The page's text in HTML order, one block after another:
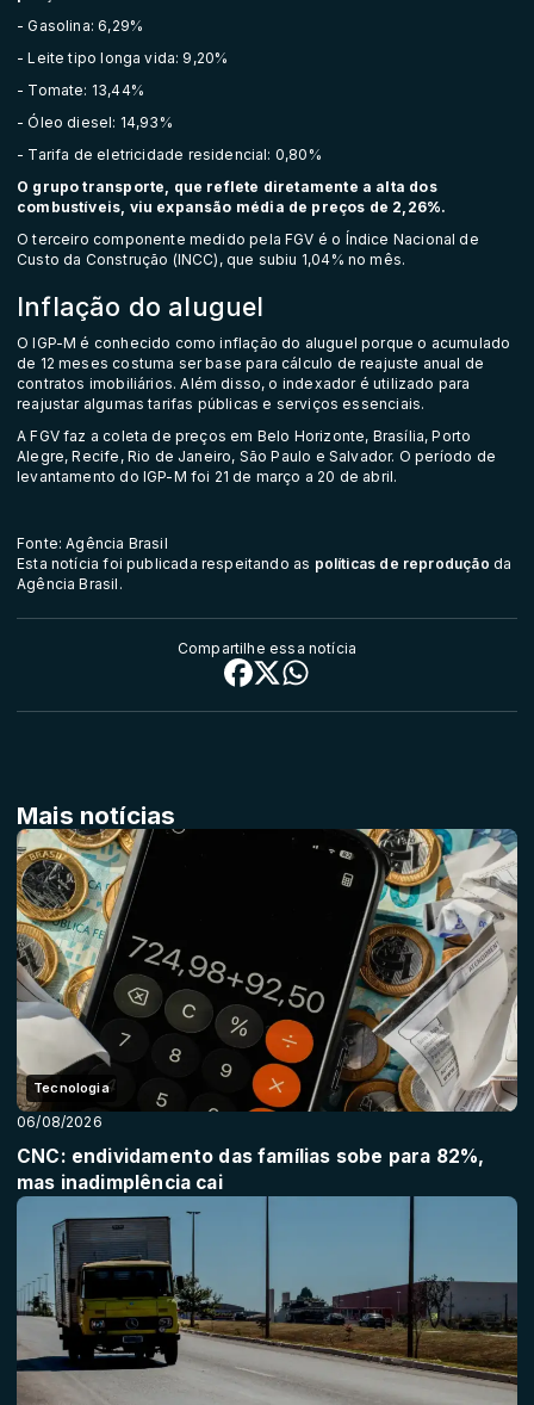
- Gasolina: 6,29%
- Leite tipo longa vida: 9,20%
- Tomate: 13,44%
- Óleo diesel: 14,93%
- Tarifa de eletricidade residencial: 0,80%
O grupo transporte, que reflete diretamente a alta dos
combustíveis, viu expansão média de preços de 2,26%.
O terceiro componente medido pela FGV é o Índice Nacional de
Custo da Construção (INCC), que subiu 1,04% no mês.
Inflação do aluguel
O IGP-M é conhecido como inflação do aluguel porque o acumulado
de 12 meses costuma ser base para cálculo de reajuste anual de
contratos imobiliários. Além disso, o indexador é utilizado para
reajustar algumas tarifas públicas e serviços essenciais.
A FGV faz a coleta de preços em Belo Horizonte, Brasília, Porto
Alegre, Recife, Rio de Janeiro, São Paulo e Salvador. O período de
levantamento do IGP-M foi 21 de março a 20 de abril.
Fonte: Agência Brasil
Esta notícia foi publicada respeitando as políticas de reprodução da
Agência Brasil.
Compartilhe essa notícia
Mais notícias
Tecnologia
06/08/2026
CNC: endividamento das famílias sobe para 82%,
mas inadimplência cai